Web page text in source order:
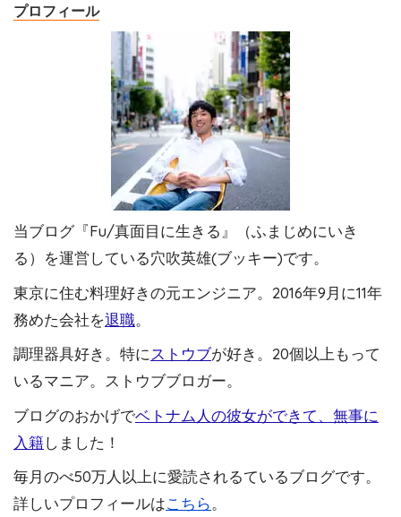
プロフィール
当ブログ『Fu/真面目に生きる』（ふまじめにいき
る）を運営している穴吹英雄(ブッキー)です。
東京に住む料理好きの元エンジニア。2016年9月に11年
務めた会社を退職。
調理器具好き。特にストウブが好き。20個以上もって
いるマニア。ストウブブロガー。
ブログのおかげでベトナム人の彼女ができて、無事に
入籍しました！
毎月のべ50万人以上に愛読されるているブログです。
詳しいプロフィールはこちら。